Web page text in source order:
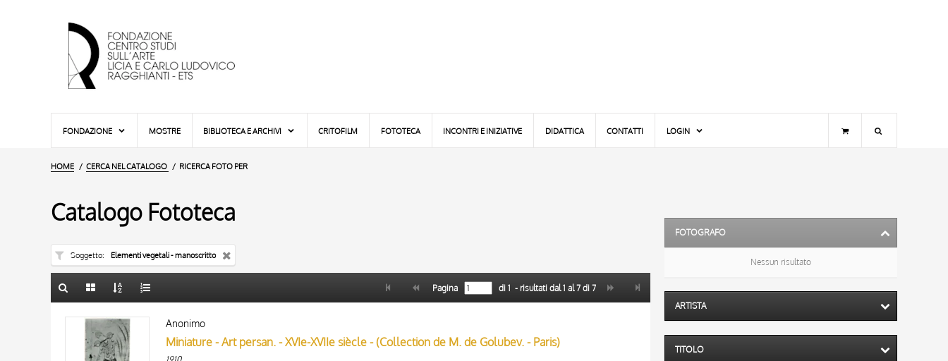
FONDAZIONE MOSTRE BIBLIOTECA E ARCHIVI CRITOFILM FOTOTECA INCONTRI E INIZIATIVE DIDATTICA CONTATTI LOGIN
HOME CERCA NEL CATALOGO RICERCA FOTO PER
Catalogo Fototeca
Soggetto Elementi vegetali - manoscritto
AUTORE
ARTISTA
10 RISULTATI
20 RISULTATI
Pagina di 1 - risultati dal1 al7di 7
Anonimo
Miniature - Art persan. - XVIe-XVIIe siècle - (Collection de M. de Golubev. - Paris)
FOTOGRAFO
Nessun risultato
ARTISTA
TITOLO